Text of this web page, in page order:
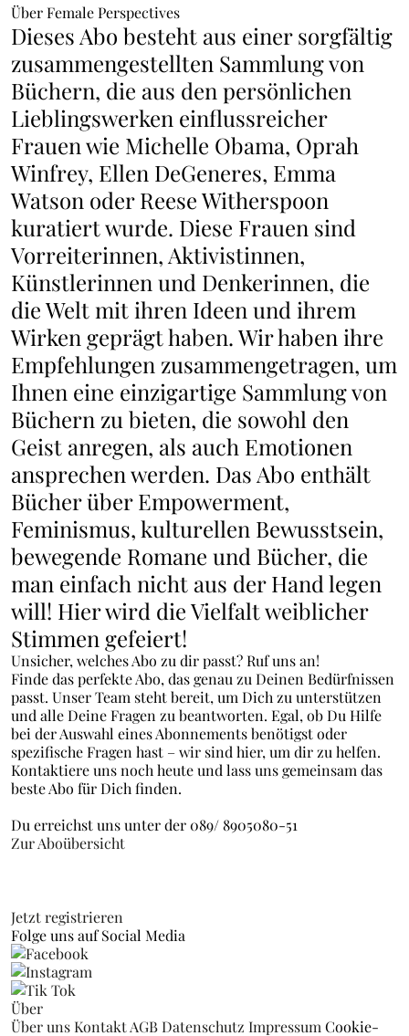
Über Female Perspectives
Dieses Abo besteht aus einer sorgfältig
zusammengestellten Sammlung von
Büchern, die aus den persönlichen
Lieblingswerken einflussreicher
Frauen wie Michelle Obama, Oprah
Winfrey, Ellen DeGeneres, Emma
Watson oder Reese Witherspoon
kuratiert wurde. Diese Frauen sind
Vorreiterinnen, Aktivistinnen,
Künstlerinnen und Denkerinnen, die
die Welt mit ihren Ideen und ihrem
Wirken geprägt haben. Wir haben ihre
Empfehlungen zusammengetragen, um
Ihnen eine einzigartige Sammlung von
Büchern zu bieten, die sowohl den
Geist anregen, als auch Emotionen
ansprechen werden. Das Abo enthält
Bücher über Empowerment,
Feminismus, kulturellen Bewusstsein,
bewegende Romane und Bücher, die
man einfach nicht aus der Hand legen
will! Hier wird die Vielfalt weiblicher
Stimmen gefeiert!
Unsicher, welches Abo zu dir passt? Ruf uns an!
Finde das perfekte Abo, das genau zu Deinen Bedürfnissen
passt. Unser Team steht bereit, um Dich zu unterstützen
und alle Deine Fragen zu beantworten. Egal, ob Du Hilfe
bei der Auswahl eines Abonnements benötigst oder
spezifische Fragen hast – wir sind hier, um dir zu helfen.
Kontaktiere uns noch heute und lass uns gemeinsam das
beste Abo für Dich finden.
Du erreichst uns unter der 089/ 8905080-51
Zur Aboübersicht
Jetzt registrieren
Folge uns auf Social Media
Über
Über unsKontaktAGBDatenschutz Impressum Cookie-